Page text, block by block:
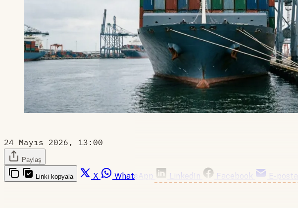
24 Mayıs 2026, 13:00
Paylaş
Linki kopyala X WhatsApp LinkedIn Facebook E-posta